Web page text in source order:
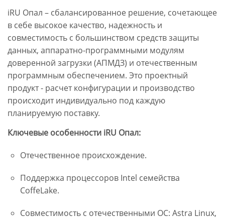
iRU Опал – сбалансированное решение, сочетающее
в себе высокое качество, надежность и
совместимость с большинством средств защиты
данных, аппаратно-программными модулям
доверенной загрузки (АПМДЗ) и отечественным
программным обеспечением. Это проектный
продукт - расчет конфигурации и производство
происходит индивидуально под каждую
планируемую поставку.
Ключевые особенности iRU Опал:
Отечественное происхождение.
Поддержка процессоров Intel семейства
CoffeLake.
Совместимость с отечественными ОС: Astra Linux,